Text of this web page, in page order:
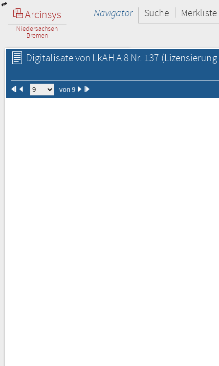
Arcinsys
Niedersachsen
Bremen
Navigator Suche Merkliste
Digitalisate von LkAH A 8 Nr. 137
von 9